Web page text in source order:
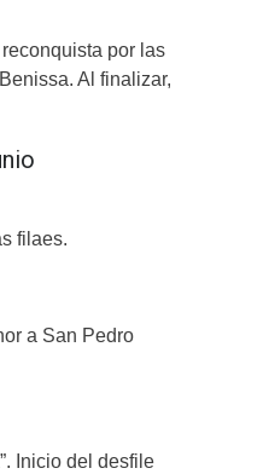
por las
Al finalizar,
filaes.
a San Pedro
Inicio del desfile